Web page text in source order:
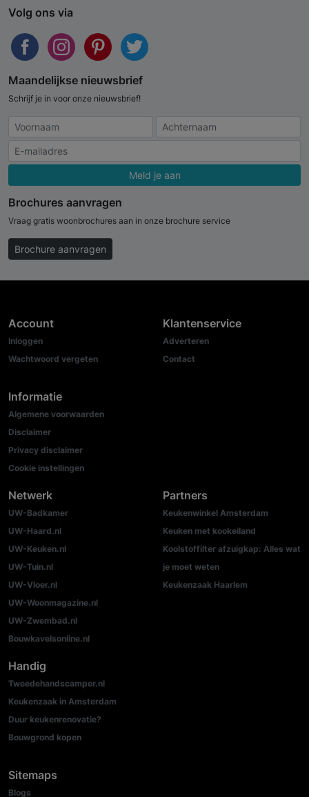
Volg ons via
Maandelijkse nieuwsbrief
Schrijf je in voor onze nieuwsbrief!
Meld je aan
Brochures aanvragen
Vraag gratis woonbrochures aan in onze brochure service
Brochure aanvragen
Account
Inloggen
Wachtwoord vergeten
Informatie
Algemene voorwaarden
Disclaimer
Privacy disclaimer
Cookie instellingen
Klantenservice
Adverteren
Contact
Netwerk
UW-Badkamer
UW-Haard.nl
UW-Keuken.nl
UW-Tuin.nl
UW-Vloer.nl
UW-Woonmagazine.nl
UW-Zwembad.nl
Bouwkavelsonline.nl
Partners
Keukenwinkel Amsterdam
Keuken met kookeiland
Koolstoffilter afzuigkap: Alles wat
je moet weten
Keukenzaak Haarlem
Handig
Tweedehandscamper.nl
Keukenzaak in Amsterdam
Duur keukenrenovatie?
Bouwgrond kopen
Sitemaps
Blogs